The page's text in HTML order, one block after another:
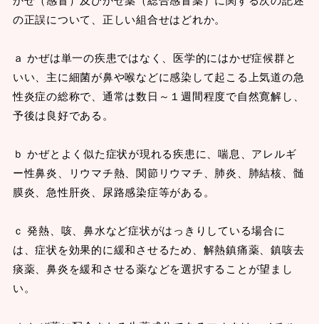
の正誤について、正しい組合せはどれか。
ａ かぜは単一の疾患ではなく、医学的にはかぜ症候群と
いい、主に細菌が鼻や喉などに感染して起こる上気道の急
性炎症の総称で、通常は数日～１週間程度で自然寛解し、
予後は良好である。
ｂ かぜとよく似た症状が現れる疾患に、喘息、アレルギ
ー性鼻炎、リウマチ熱、関節リウマチ、肺炎、肺結核、髄
膜炎、急性肝炎、尿路感染症等がある。
ｃ 発熱、咳、鼻水など症状がはっきりしている場合に
は、症状を効果的に緩和させるため、解熱鎮痛薬、鎮咳去
痰薬、鼻炎を緩和させる薬などを選択することが望まし
い。